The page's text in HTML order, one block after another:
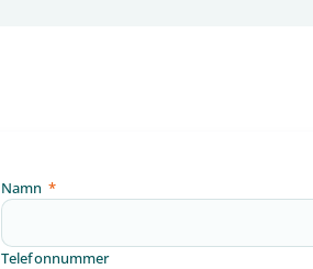
Namn *
Telefonnummer